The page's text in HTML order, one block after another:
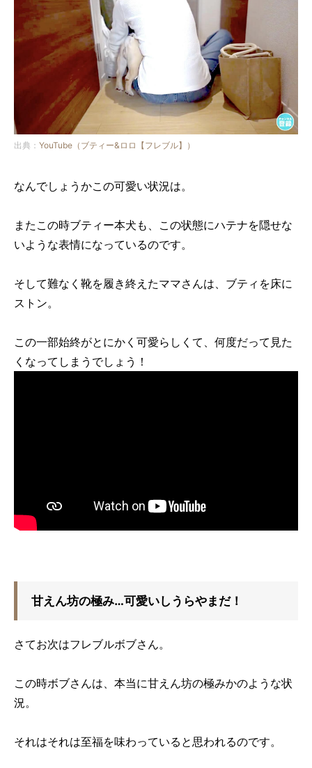
出典： YouTube（ブティー&ロロ【フレブル】）
なんでしょうかこの可愛い状況は。
またこの時ブティー本犬も、この状態にハテナを隠せな
いような表情になっているのです。
そして難なく靴を履き終えたママさんは、ブティを床に
ストン。
この一部始終がとにかく可愛らしくて、何度だって見た
くなってしまうでしょう！
甘えん坊の極み…可愛いしうらやまだ！
さてお次はフレブルボブさん。
この時ボブさんは、本当に甘えん坊の極みかのような状
況。
それはそれは至福を味わっていると思われるのです。